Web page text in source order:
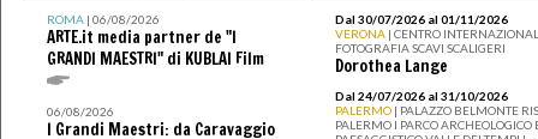
ROMA| 06/08/2026
ARTE.it media partner de "I
GRANDI MAESTRI" di KUBLAI Film
06/08/2026
I Grandi Maestri: da Caravaggio
Dal 30/07/2026 al 01/11/2026
VERONA | CENTRO
FOTOGRAFIA SCAVI SCALIGERI
Dorothea Lange
Dal 24/07/2026 al 31/10/2026
PALERMO | PALAZZO BELMONTE
PALERMO I PARCO ARCHEOLOGICO